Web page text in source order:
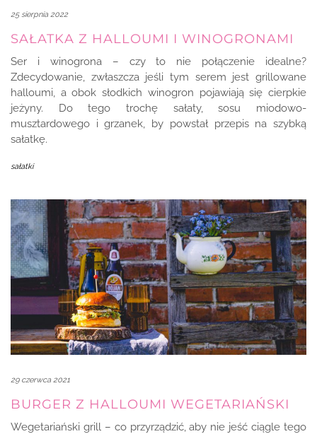
25 sierpnia 2022
SAŁATKA Z HALLOUMI I WINOGRONAMI
Ser i winogrona – czy to nie połączenie idealne?
Zdecydowanie, zwłaszcza jeśli tym serem jest grillowane
halloumi, a obok słodkich winogron pojawiają się cierpkie
jeżyny. Do tego trochę sałaty, sosu miodowo-
musztardowego i grzanek, by powstał przepis na szybką
sałatkę.
sałatki
29 czerwca 2021
BURGER Z HALLOUMI WEGETARIAŃSKI
Wegetariański grill – co przyrządzić, aby nie jeść ciągle tego